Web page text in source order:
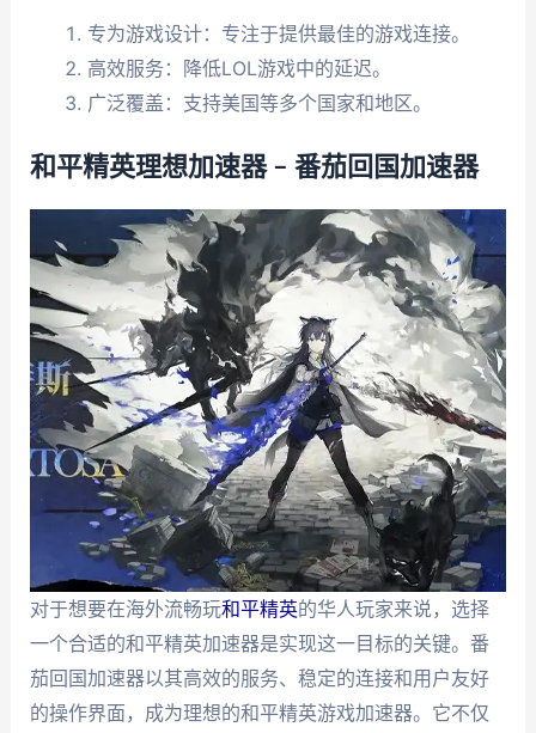
专为游戏设计：专注于提供最佳的游戏连接。
高效服务：降低LOL游戏中的延迟。
广泛覆盖：支持美国等多个国家和地区。
和平精英理想加速器 – 番茄回国加速器
对于想要在海外流畅玩和平精英的华人玩家来说，选择
一个合适的和平精英加速器是实现这一目标的关键。番
茄回国加速器以其高效的服务、稳定的连接和用户友好
的操作界面，成为理想的和平精英游戏加速器。它不仅